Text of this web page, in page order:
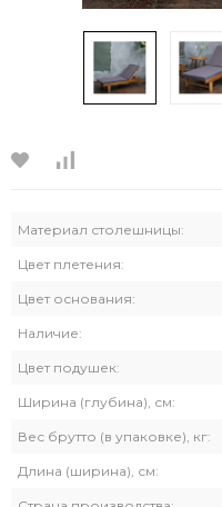
Материал столешницы:
Цвет плетения:
Цвет основания:
Наличие:
Цвет подушек:
Ширина (глубина), см:
Вес брутто (в упаковке), кг:
Длина (ширина), см: